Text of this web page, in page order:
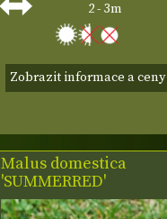
2 - 3m
Zobrazit informace a ceny
Malus domestica
'SUMMERRED'